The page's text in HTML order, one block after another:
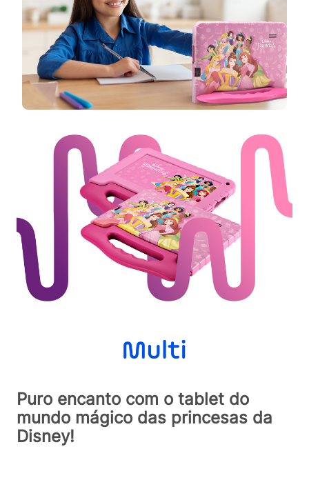
Puro encanto com o tablet do
mundo mágico das princesas da
Disney!